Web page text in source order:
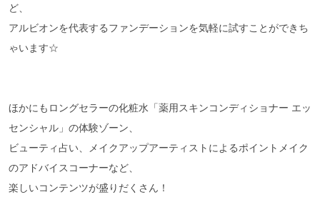
ど、
アルビオンを代表するファンデーションを気軽に試すことができち
ゃいます☆
ほかにもロングセラーの化粧水「薬用スキンコンディショナー エッ
センシャル」の体験ゾーン、
ビューティ占い、メイクアップアーティストによるポイントメイク
のアドバイスコーナーなど、
楽しいコンテンツが盛りだくさん！